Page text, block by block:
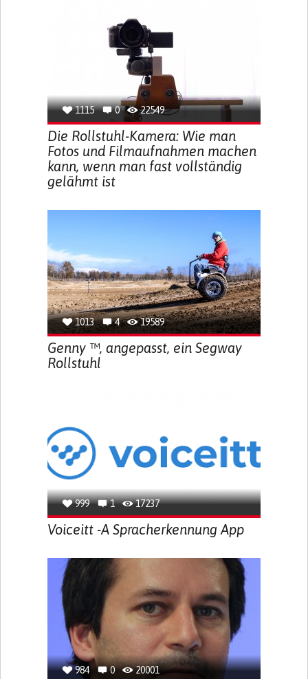
1115 0 22549
Die Rollstuhl-Kamera: Wie man
Fotos und Filmaufnahmen machen
kann, wenn man fast vollständig
gelähmt ist
1013 4 19589
Genny ™, angepasst, ein Segway
Rollstuhl
999 1 17237
Voiceitt -A Spracherkennung App
984 0 20001